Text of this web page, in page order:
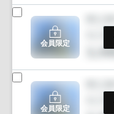
会員限定
会員限定